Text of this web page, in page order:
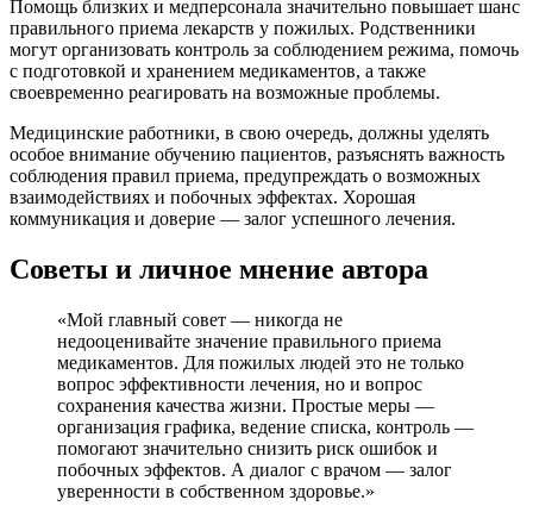
Помощь близких и медперсонала значительно повышает шанс
правильного приема лекарств у пожилых. Родственники
могут организовать контроль за соблюдением режима, помочь
с подготовкой и хранением медикаментов, а также
своевременно реагировать на возможные проблемы.
Медицинские работники, в свою очередь, должны уделять
особое внимание обучению пациентов, разъяснять важность
соблюдения правил приема, предупреждать о возможных
взаимодействиях и побочных эффектах. Хорошая
коммуникация и доверие — залог успешного лечения.
Советы и личное мнение автора
«Мой главный совет — никогда не
недооценивайте значение правильного приема
медикаментов. Для пожилых людей это не только
вопрос эффективности лечения, но и вопрос
сохранения качества жизни. Простые меры —
организация графика, ведение списка, контроль —
помогают значительно снизить риск ошибок и
побочных эффектов. А диалог с врачом — залог
уверенности в собственном здоровье.»